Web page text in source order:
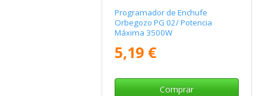
Programador de Enchufe
Orbegozo PG 02/ Potencia
Máxima 3500W
5,19 €
Comprar